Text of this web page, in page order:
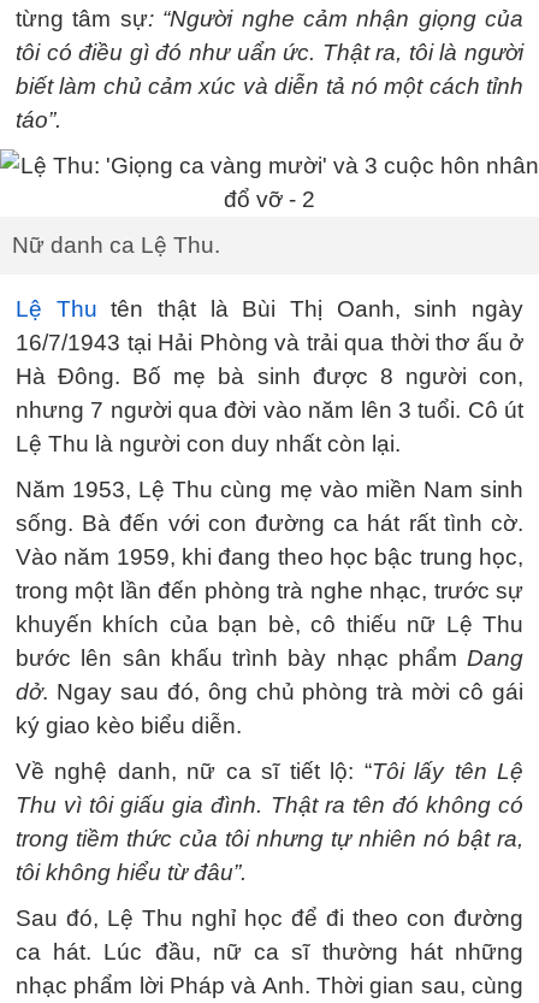
từng tâm sự: “Người nghe cảm nhận giọng của
tôi có điều gì đó như uẩn ức. Thật ra, tôi là người
biết làm chủ cảm xúc và diễn tả nó một cách tỉnh
táo”.
Nữ danh ca Lệ Thu.
Lệ Thu tên thật là Bùi Thị Oanh, sinh ngày
16/7/1943 tại Hải Phòng và trải qua thời thơ ấu ở
Hà Đông. Bố mẹ bà sinh được 8 người con,
nhưng 7 người qua đời vào năm lên 3 tuổi. Cô út
Lệ Thu là người con duy nhất còn lại.
Năm 1953, Lệ Thu cùng mẹ vào miền Nam sinh
sống. Bà đến với con đường ca hát rất tình cờ.
Vào năm 1959, khi đang theo học bậc trung học,
trong một lần đến phòng trà nghe nhạc, trước sự
khuyến khích của bạn bè, cô thiếu nữ Lệ Thu
bước lên sân khấu trình bày nhạc phẩm Dang
dở. Ngay sau đó, ông chủ phòng trà mời cô gái
ký giao kèo biểu diễn.
Về nghệ danh, nữ ca sĩ tiết lộ: “Tôi lấy tên Lệ
Thu vì tôi giấu gia đình. Thật ra tên đó không có
trong tiềm thức của tôi nhưng tự nhiên nó bật ra,
tôi không hiểu từ đâu”.
Sau đó, Lệ Thu nghỉ học để đi theo con đường
ca hát. Lúc đầu, nữ ca sĩ thường hát những
nhạc phẩm lời Pháp và Anh. Thời gian sau, cùng